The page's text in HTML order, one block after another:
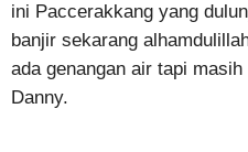
ini Paccerakkang yang
banjir sekarang
ada genangan air tapi
Danny.